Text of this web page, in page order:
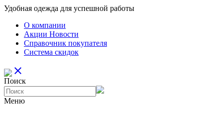
Удобная одежда для успешной работы
О компании
Aкции Новости
Справочник покупателя
Система скидок
close
Поиск
Меню